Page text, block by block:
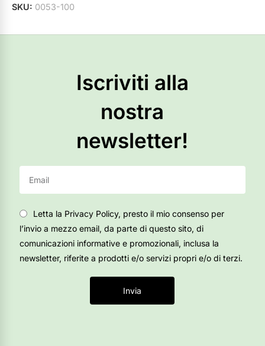
SKU: 0053-100
Iscriviti alla
nostra
newsletter!
Letta la Privacy Policy, presto il mio consenso per
l’invio a mezzo email, da parte di questo sito, di
comunicazioni informative e promozionali, inclusa la
newsletter, riferite a prodotti e/o servizi propri e/o di terzi.
Invia